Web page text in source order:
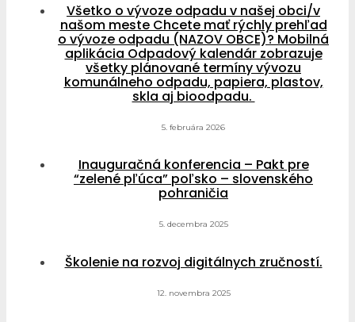
Všetko o vývoze odpadu v našej obci/v
našom meste Chcete mať rýchly prehľad
o vývoze odpadu (NAZOV OBCE)? Mobilná
aplikácia Odpadový kalendár zobrazuje
všetky plánované termíny vývozu
komunálneho odpadu, papiera, plastov,
skla aj bioodpadu.
5. februára 2026
Inauguračná konferencia – Pakt pre
“zelené pľúca” poľsko – slovenského
pohraničia
5. decembra 2025
Školenie na rozvoj digitálnych zručností.
12. novembra 2025